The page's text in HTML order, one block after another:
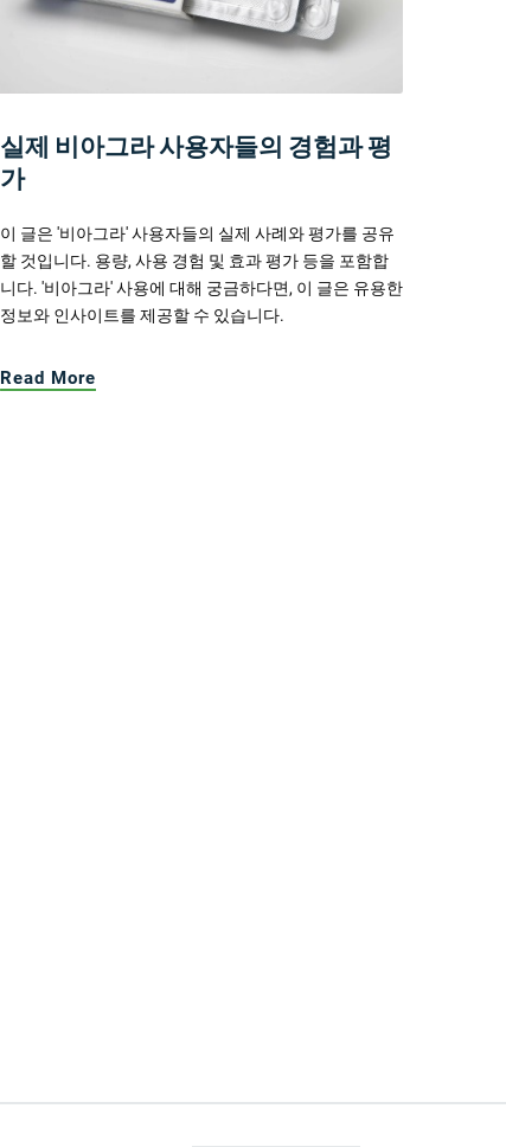
실제 비아그라 사용자들의 경험과 평
가
이 글은 '비아그라' 사용자들의 실제 사례와 평가를 공유
할 것입니다. 용량, 사용 경험 및 효과 평가 등을 포함합
니다. '비아그라' 사용에 대해 궁금하다면, 이 글은 유용한
정보와 인사이트를 제공할 수 있습니다.
Read More